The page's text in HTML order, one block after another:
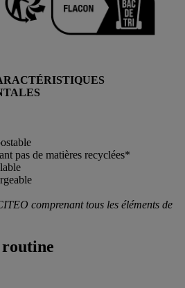
pas de matières recyclées*
comprenant tous les éléments de